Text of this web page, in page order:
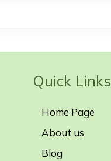
Quick Links
Home Page
About us
Blog